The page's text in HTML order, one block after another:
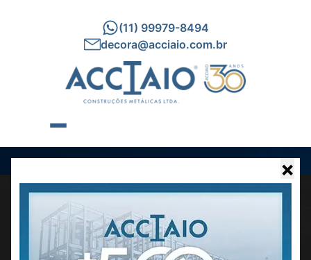
(11) 99979-8494
decora@acciaio.com.br
×